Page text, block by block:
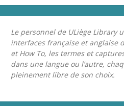
Le personnel de ULiège Library
interfaces française et anglaise
et How To, les termes et
dans une langue ou l’autre,
pleinement libre de son choix.